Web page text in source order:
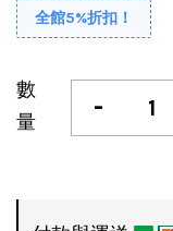
全館5%折扣！
數
量
-